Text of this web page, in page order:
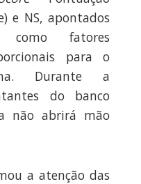
e NS, apontados
como fatores
para o
Durante a
do banco
não abrirá mão
a atenção das